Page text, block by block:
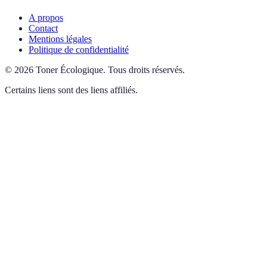
A propos
Contact
Mentions légales
Politique de confidentialité
© 2026 Toner Écologique. Tous droits réservés.
Certains liens sont des liens affiliés.